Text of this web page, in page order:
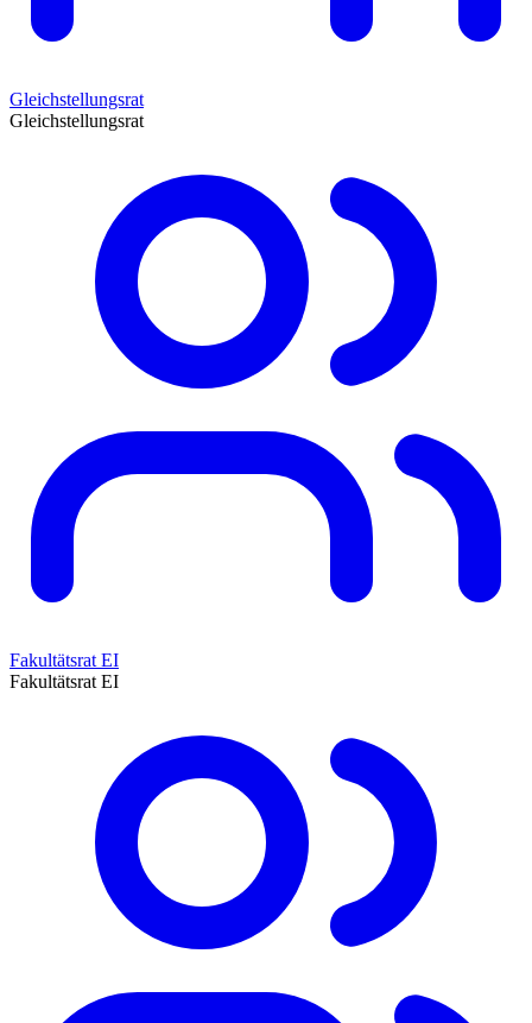
Gleichstellungsrat
Gleichstellungsrat
Fakultätsrat EI
Fakultätsrat EI